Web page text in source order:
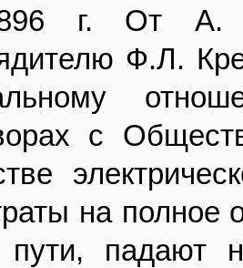
г. От А.
Ф.Л.
с
на полное
пути,